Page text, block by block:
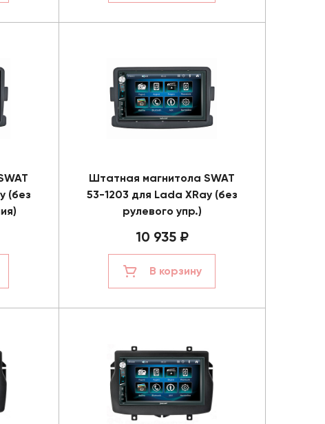
(без
Штатная магнитола SWAT
53-1203 для Lada XRay (без
рулевого упр.)
10 935 ₽
В корзину